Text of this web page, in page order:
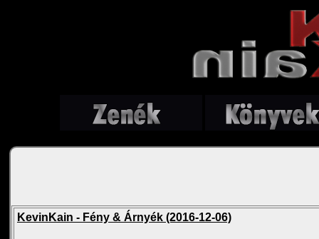
KevinKain - Fény & Árnyék (2016-12-06)